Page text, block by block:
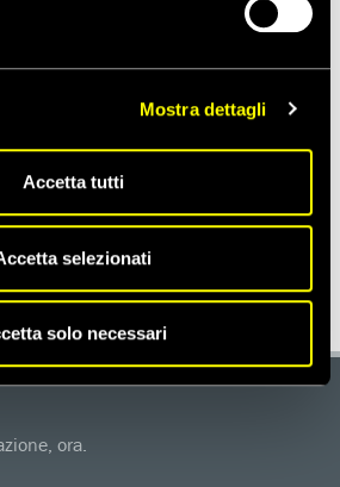
Mostra dettagli
Accetta tutti
selezionati
solo necessari
1 2 3
ora.